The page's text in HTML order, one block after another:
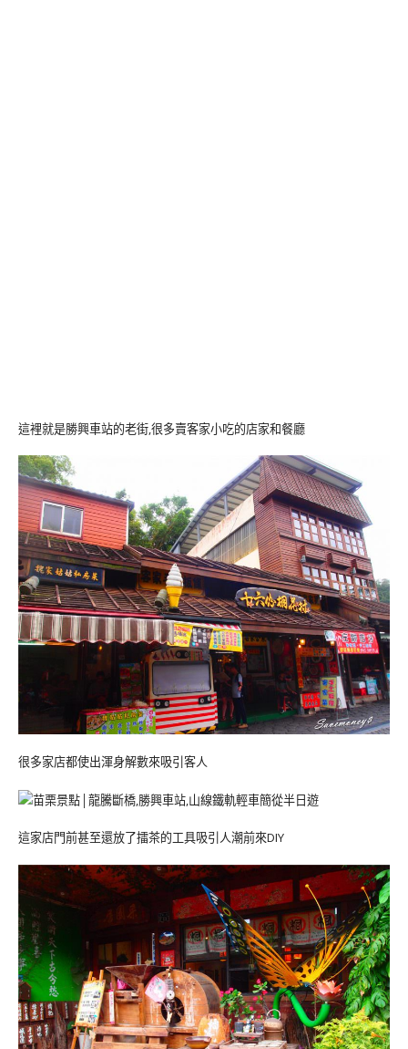
這裡就是勝興車站的老街,很多賣客家小吃的店家和餐廳
很多家店都使出渾身解數來吸引客人
這家店門前甚至還放了擂茶的工具吸引人潮前來DIY